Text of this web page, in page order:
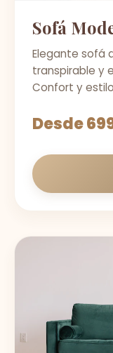
Sofá
Elegante sofá
transpirable y
Confort y
Desde